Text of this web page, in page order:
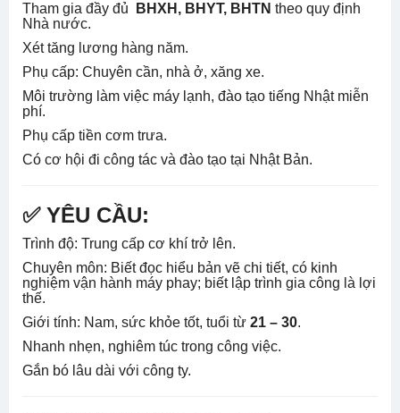
Tham gia đầy đủ
BHXH, BHYT, BHTN theo quy định
Nhà nước.
Xét tăng lương hàng năm.
Phụ cấp: Chuyên cần, nhà ở, xăng xe.
Môi trường làm việc máy lạnh, đào tạo tiếng Nhật miễn
phí.
Phụ cấp tiền cơm trưa.
Có cơ hội đi công tác và đào tạo tại Nhật Bản.
✅ YÊU CẦU:
Trình độ: Trung cấp cơ khí trở lên.
Chuyên môn: Biết đọc hiểu bản vẽ chi tiết, có kinh
nghiệm vận hành máy phay; biết lập trình gia công là lợi
thế.
Giới tính: Nam, sức khỏe tốt, tuổi từ 21 – 30.
Nhanh nhẹn, nghiêm túc trong công việc.
Gắn bó lâu dài với công ty.